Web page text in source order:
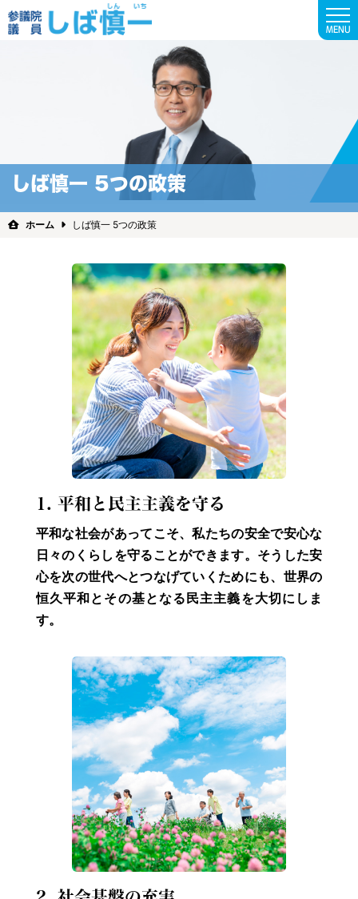
MENU
しば慎一 5つの政策
ホーム しば慎一 5つの政策
1. 平和と民主主義を守る
平和な社会があってこそ、私たちの安全で安心な
日々のくらしを守ることができます。そうした安
心を次の世代へとつなげていくためにも、世界の
恒久平和とその基となる民主主義を大切にしま
す。